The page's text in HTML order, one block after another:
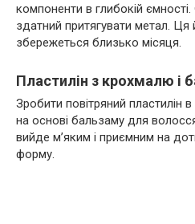
компоненти в глибокій
здатний притягувати метал. Ця
збережеться близько місяця.
Пластилін з крохмалю і
Зробити повітряний пластилін
на основі бальзаму для
вийде м’яким і приємним на
форму.